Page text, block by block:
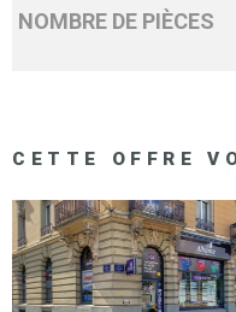
NOMBRE DE PIÈCES
CETTE OFFRE